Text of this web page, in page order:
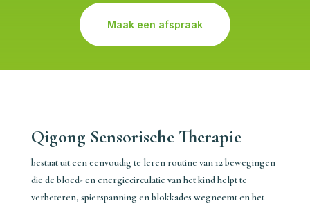
Maak een afspraak
Qigong Sensorische Therapie
bestaat uit een eenvoudig te leren routine van 12 bewegingen
die de bloed- en energiecirculatie van het kind helpt te
verbeteren, spierspanning en blokkades wegneemt en het